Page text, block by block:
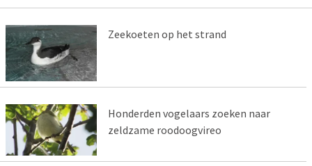
Zeekoeten op het strand
Honderden vogelaars zoeken naar
zeldzame roodoogvireo